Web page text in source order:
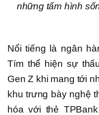
những tấm hình
Nổi tiếng là ngân
Tím thể hiện sự
Gen Z khi mang tới
khu trưng bày nghệ
hóa với thẻ